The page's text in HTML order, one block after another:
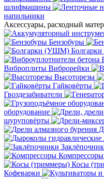
шлифмашины
напильники
Аксессуары, расходный
Бензобуры
Виброплиты Виброрейки
Высоторезы
Гайковёрты
Гвоздезабиватели
оборудование
шуруповёрты
Компрессоры
Косы
Кофеварки